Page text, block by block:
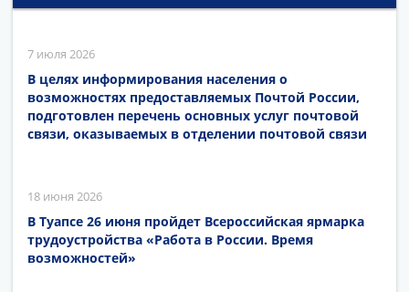
7 июля 2026
В целях информирования населения о
возможностях предоставляемых Почтой России,
подготовлен перечень основных услуг почтовой
связи, оказываемых в отделении почтовой связи
18 июня 2026
В Туапсе 26 июня пройдет Всероссийская ярмарка
трудоустройства «Работа в России. Время
возможностей»